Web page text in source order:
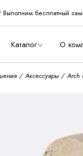
Выполним бесплатный
Каталог О
О нас
О нас
Аксессуары Arch